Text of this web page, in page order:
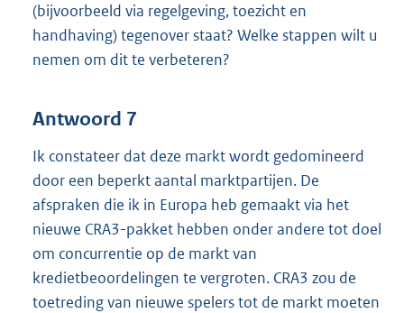
(bijvoorbeeld via regelgeving, toezicht en
handhaving) tegenover staat? Welke stappen wilt u
nemen om dit te verbeteren?
Antwoord 7
Ik constateer dat deze markt wordt gedomineerd
door een beperkt aantal marktpartijen. De
afspraken die ik in Europa heb gemaakt via het
nieuwe CRA3-pakket hebben onder andere tot doel
om concurrentie op de markt van
kredietbeoordelingen te vergroten. CRA3 zou de
toetreding van nieuwe spelers tot de markt moeten